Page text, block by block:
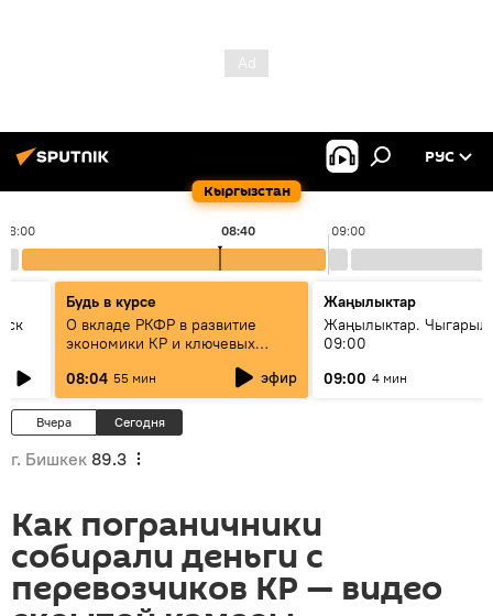
Кыргызстан
РУС
08:00 09:00
08:40
Будь в курсе
О вкладе РКФР в развитие
экономики КР и ключевых
08:04 55 мин эфир
Жаңылыктар
Жаңылыктар.
09:00
09:00 4 мин
Вчера Сегодня
г. Бишкек 89.3
Как пограничники
собирали деньги с
перевозчиков КР — видео